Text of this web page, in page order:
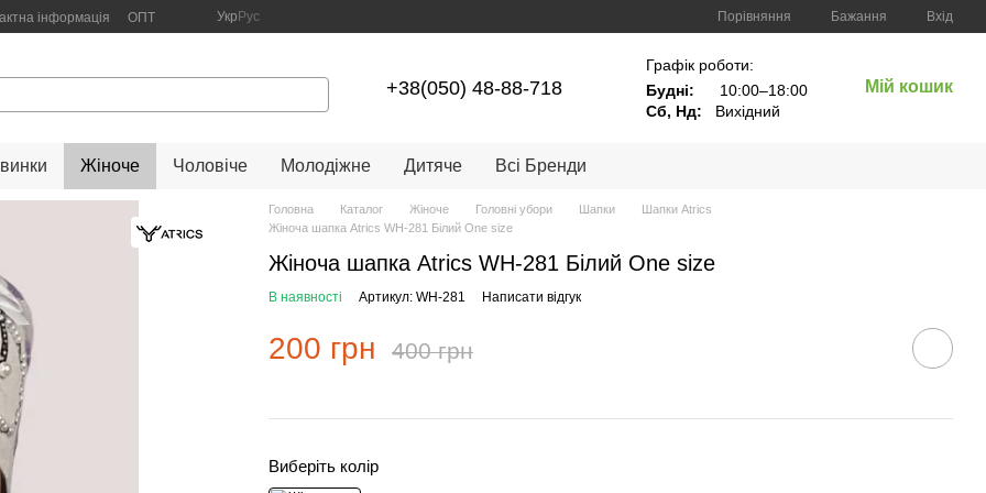
інформація ОПТ Укр Рус Порівняння Бажання Вхід
+38(050) 48-88-718
Графік роботи:
Будні:
10:00–18:00
Сб, Нд:
Вихідний
Мій кошик
Жіноче Чоловіче Молодіжне Дитяче Всі Бренди
Головна Каталог Жіноче Головні убори Шапки
Шапки Atrics
Жіноча шапка Atrics WH-281 Білий One size
Жіноча шапка Atrics WH-281 Білий One size
В наявності Артикул: WH-281 Написати відгук
200 грн 400 грн
Виберіть колір